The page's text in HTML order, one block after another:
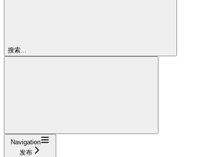
搜索...
Navigation
发布